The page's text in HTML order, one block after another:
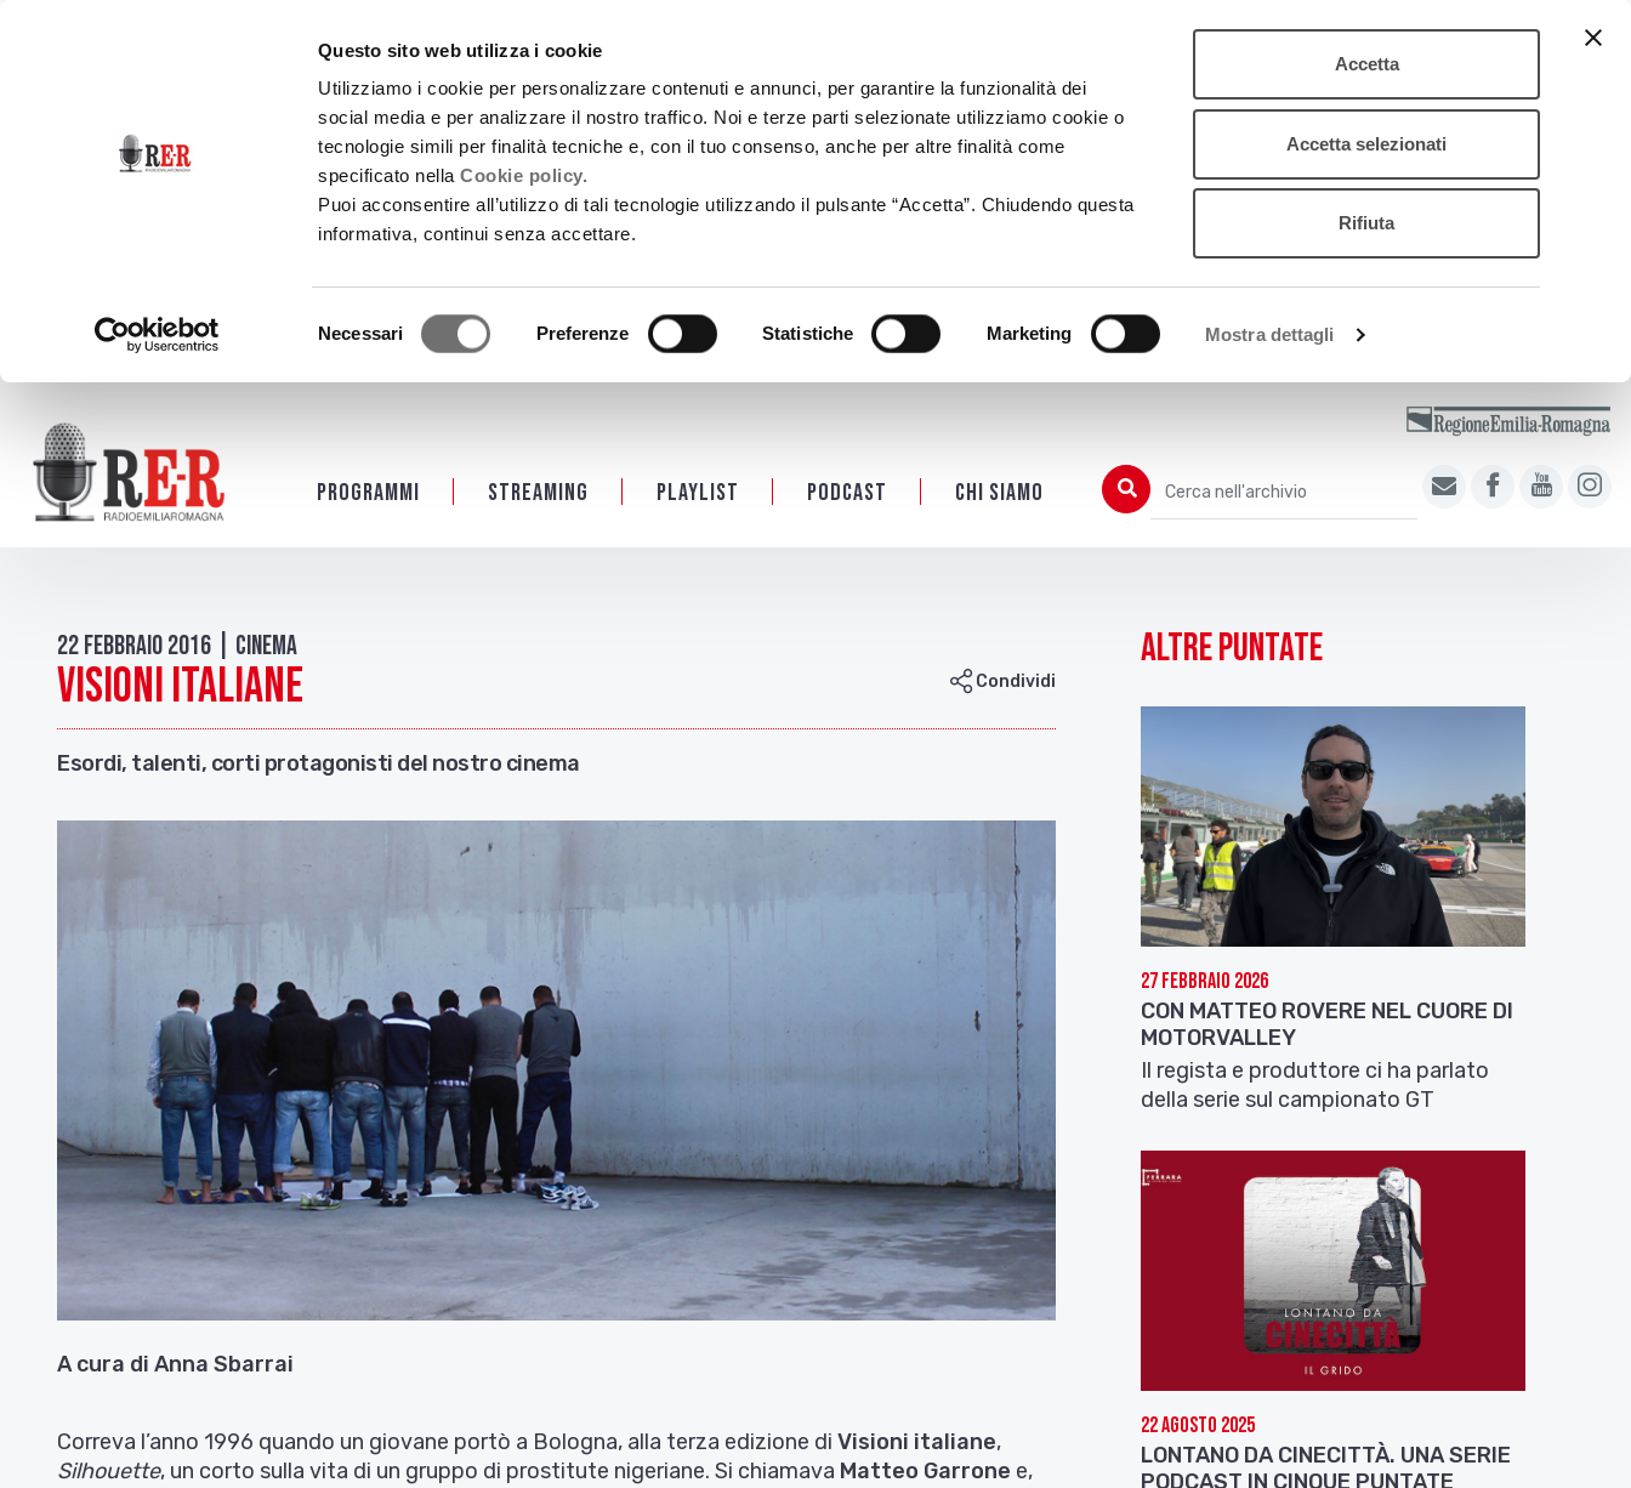
Questo sito web utilizza i cookie
Utilizziamo i cookie per personalizzare contenuti e annunci, per garantire la funzionalità dei
social media e per analizzare il nostro traffico. Noi e terze parti selezionate utilizziamo cookie o
tecnologie simili per finalità tecniche e, con il tuo consenso, anche per altre finalità come
specificato nellaCookie policy.
Puoi acconsentire all’utilizzo di tali tecnologie utilizzando il pulsante “Accetta”. Chiudendo questa
informativa, continui senza accettare.
Necessari Preferenze Statistiche Marketing Mostra dettagli
Accetta
Accetta selezionati
Rifiuta
Programmi Streaming Playlist PODCAST Chi siamo Cerca
Cerca nell'archivio
22 Febbraio 2016 | Cinema
Visioni italiane Condividi
Esordi, talenti, corti protagonisti del nostro cinema
A cura di Anna Sbarrai
Correva l’anno 1996 quando un giovane portò a Bologna, alla terza edizione di Visioni italiane,
Silhouette, un corto sulla vita di un gruppo di prostitute nigeriane. Si chiamava Matteo Garrone e,
Altre puntate
27 Febbraio 2026
CON MATTEO ROVERE NEL CUORE DI
MOTORVALLEY
Il regista e produttore ci ha parlato
della serie sul campionato GT
22 Agosto 2025
LONTANO DA CINECITTÀ. UNA SERIE
PODCAST IN CINQUE PUNTATE